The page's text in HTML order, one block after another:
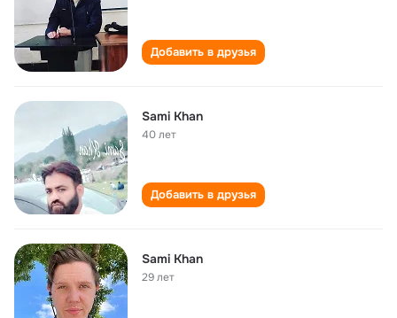
Добавить в друзья
Sami Khan
40 лет
Добавить в друзья
Sami Khan
29 лет